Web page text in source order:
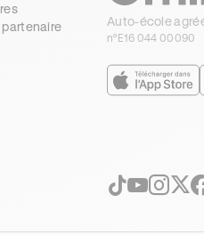
Auto-école
n°E16 044 00090